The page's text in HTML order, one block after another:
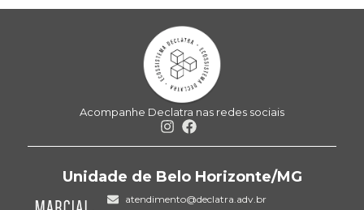
Acompanhe Declatra nas redes sociais
Unidade de Belo Horizonte/MG
atendimento@declatra.adv.br